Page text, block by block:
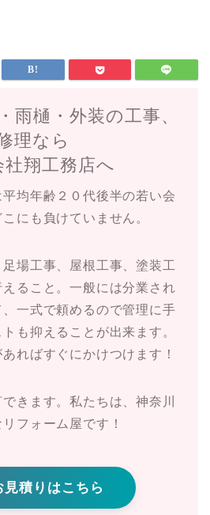
雨樋・外装の工事、
理なら
社翔工務店へ
均年齢２０代後半の若い会
にも負けていません。
場工事、屋根工事、塗装工
ること。一般には分業され
一式で頼めるので管理に手
も抑えることが出来ます。
ればすぐにかけつけます！
きます。私たちは、神奈川
フォーム屋です！
見積りはこちら